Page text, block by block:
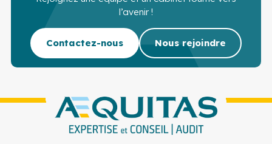
l’avenir !
Contactez-nous Nous rejoindre